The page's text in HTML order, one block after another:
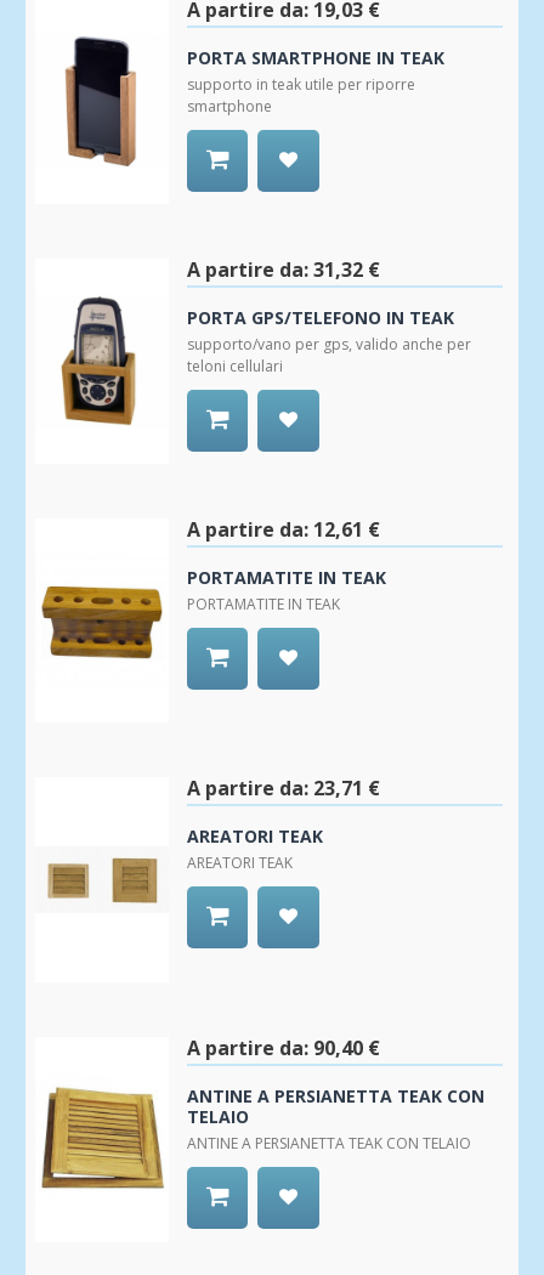
A partire da: 19,03 €
PORTA SMARTPHONE IN TEAK
supporto in teak utile per riporre
smartphone
A partire da:31,32 €
PORTA GPS/TELEFONO IN TEAK
supporto/vano per gps, valido anche per
teloni cellulari
A partire da: 12,61 €
PORTAMATITE IN TEAK
PORTAMATITE IN TEAK
A partire da: 23,71 €
AREATORI TEAK
AREATORI TEAK
A partire da: 90,40 €
ANTINE A PERSIANETTA TEAK CON
TELAIO
ANTINE A PERSIANETTA TEAK CON TELAIO